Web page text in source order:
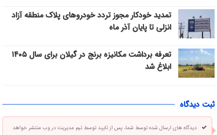
تمدید خودکار مجوز تردد خودروهای پلاک منطقه آزاد
انزلی تا پایان آذر ماه
تعرفه برداشت مکانیزه برنج در گیلان برای سال ۱۴۰۵
ابلاغ شد
ثبت دیدگاه
دیدگاه های ارسال شده توسط شما، پس از تایید توسط تیم مدیریت در وب منتشر خواهد